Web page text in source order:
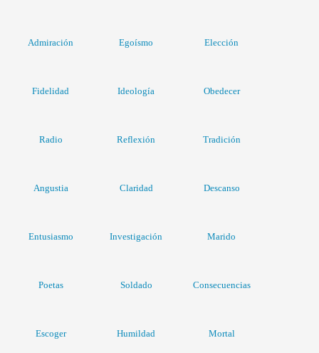
Admiración Egoísmo Elección
Fidelidad Ideología Obedecer
Radio Reflexión Tradición
Angustia Claridad Descanso
Entusiasmo Investigación Marido
Poetas Soldado Consecuencias
Escoger Humildad Mortal